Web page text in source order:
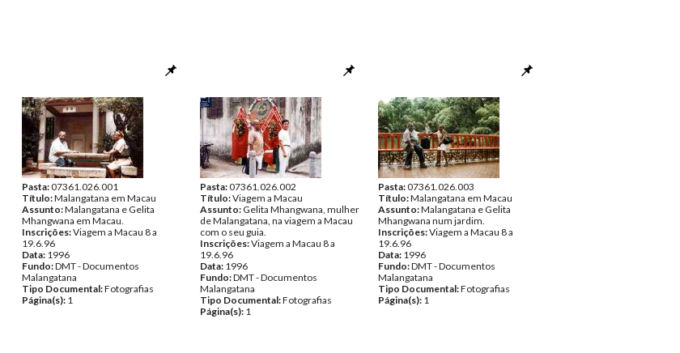
Pasta:07361.026.001
Título:Malangatana em Macau
Assunto:Malangatana e Gelita
Mhangwana em Macau.
Inscrições:Viagem a Macau 8 a
19.6.96
Data: 1996
Fundo:DMT - Documentos
Malangatana
Tipo Documental:Fotografias
Página(s): 1
Pasta:07361.026.002
Título:Viagem a Macau
Assunto: Gelita Mhangwana, mulher
de Malangatana, na viagem a Macau
com o seu guia.
Inscrições:Viagem a Macau 8 a
19.6.96
Data: 1996
Fundo:DMT - Documentos
Malangatana
Tipo Documental:Fotografias
Página(s): 1
Pasta:07361.026.003
Título:Malangatana em Macau
Assunto:Malangatana e Gelita
Mhangwana num jardim.
Inscrições:Viagem a Macau 8 a
19.6.96
Data: 1996
Fundo:DMT - Documentos
Malangatana
Tipo Documental:Fotografias
Página(s): 1